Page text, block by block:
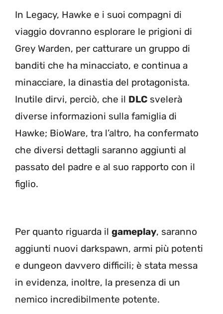
In Legacy, Hawke e i suoi compagni di
viaggio dovranno esplorare le prigioni di
Grey Warden, per catturare un gruppo di
banditi che ha minacciato, e continua a
minacciare, la dinastia del protagonista.
Inutile dirvi, perciò, che il DLC svelerà
diverse informazioni sulla famiglia di
Hawke; BioWare, tra l’altro, ha confermato
che diversi dettagli saranno aggiunti al
passato del padre e al suo rapporto con il
figlio.
Per quanto riguarda il gameplay, saranno
aggiunti nuovi darkspawn, armi più potenti
e dungeon davvero difficili; è stata messa
in evidenza, inoltre, la presenza di un
nemico incredibilmente potente.